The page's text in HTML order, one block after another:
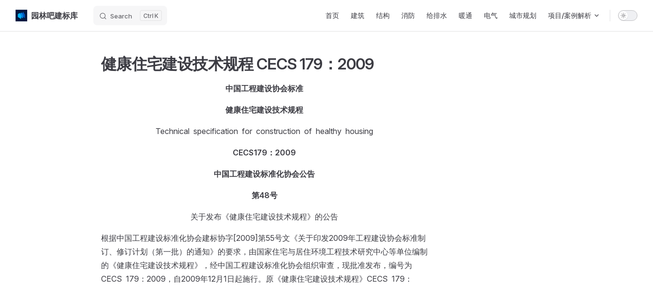
Skip to content
园林吧建标库 Search K 首页 建筑 结构 消防 给排水 暖通 电气 城市规划 项目/案例解析
健康住宅建设技术规程 CECS 179：2009
中国工程建设协会标准
健康住宅建设技术规程
Technical specification for construction of healthy housing
CECS179：2009
中国工程建设标准化协会公告
第48号
关于发布《健康住宅建设技术规程》的公告
根据中国工程建设标准化协会建标协字[2009]第55号文《关于印发2009年工程建设协会标准制
订、修订计划（第一批）的通知》的要求，由国家住宅与居住环境工程技术研究中心等单位编制
的《健康住宅建设技术规程》，经中国工程建设标准化协会组织审查，现批准发布，编号为
CECS 179：2009，自2009年12月1日起施行。原《健康住宅建设技术规程》CECS 179：